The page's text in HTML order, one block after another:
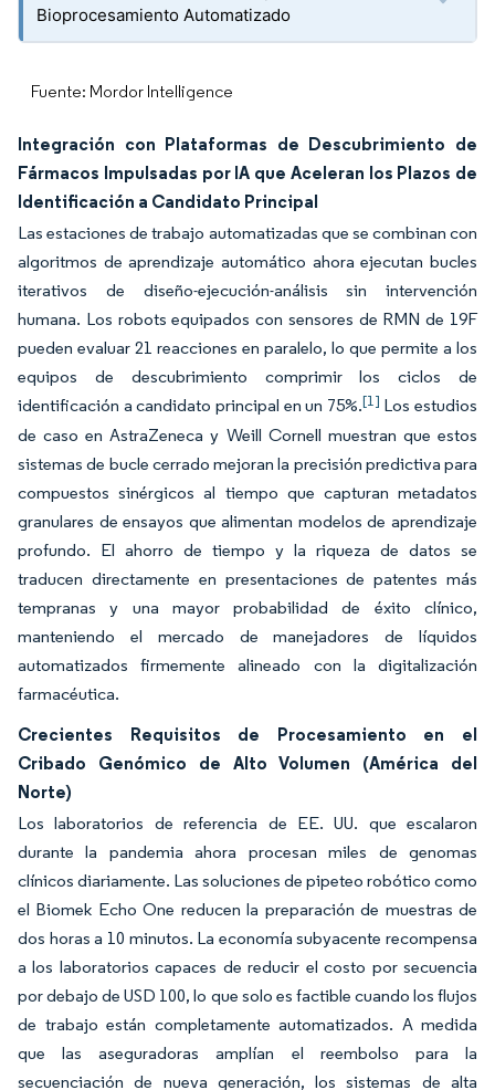
Bioprocesamiento Automatizado
Fuente: Mordor Intelligence
Integración con Plataformas de Descubrimiento de
Fármacos Impulsadas por IA que Aceleran los Plazos de
Identificación a Candidato Principal
Las estaciones de trabajo automatizadas que se combinan con
algoritmos de aprendizaje automático ahora ejecutan bucles
iterativos de diseño-ejecución-análisis sin intervención
humana. Los robots equipados con sensores de RMN de 19F
pueden evaluar 21 reacciones en paralelo, lo que permite a los
equipos de descubrimiento comprimir los ciclos de
identificación a candidato principal en un 75%.[1] Los estudios
de caso en AstraZeneca y Weill Cornell muestran que estos
sistemas de bucle cerrado mejoran la precisión predictiva para
compuestos sinérgicos al tiempo que capturan metadatos
granulares de ensayos que alimentan modelos de aprendizaje
profundo. El ahorro de tiempo y la riqueza de datos se
traducen directamente en presentaciones de patentes más
tempranas y una mayor probabilidad de éxito clínico,
manteniendo el mercado de manejadores de líquidos
automatizados firmemente alineado con la digitalización
farmacéutica.
Crecientes Requisitos de Procesamiento en el
Cribado Genómico de Alto Volumen (América del
Norte)
Los laboratorios de referencia de EE. UU. que escalaron
durante la pandemia ahora procesan miles de genomas
clínicos diariamente. Las soluciones de pipeteo robótico como
el Biomek Echo One reducen la preparación de muestras de
dos horas a 10 minutos. La economía subyacente recompensa
a los laboratorios capaces de reducir el costo por secuencia
por debajo de USD 100, lo que solo es factible cuando los flujos
de trabajo están completamente automatizados. A medida
que las aseguradoras amplían el reembolso para la
secuenciación de nueva generación, los sistemas de alta